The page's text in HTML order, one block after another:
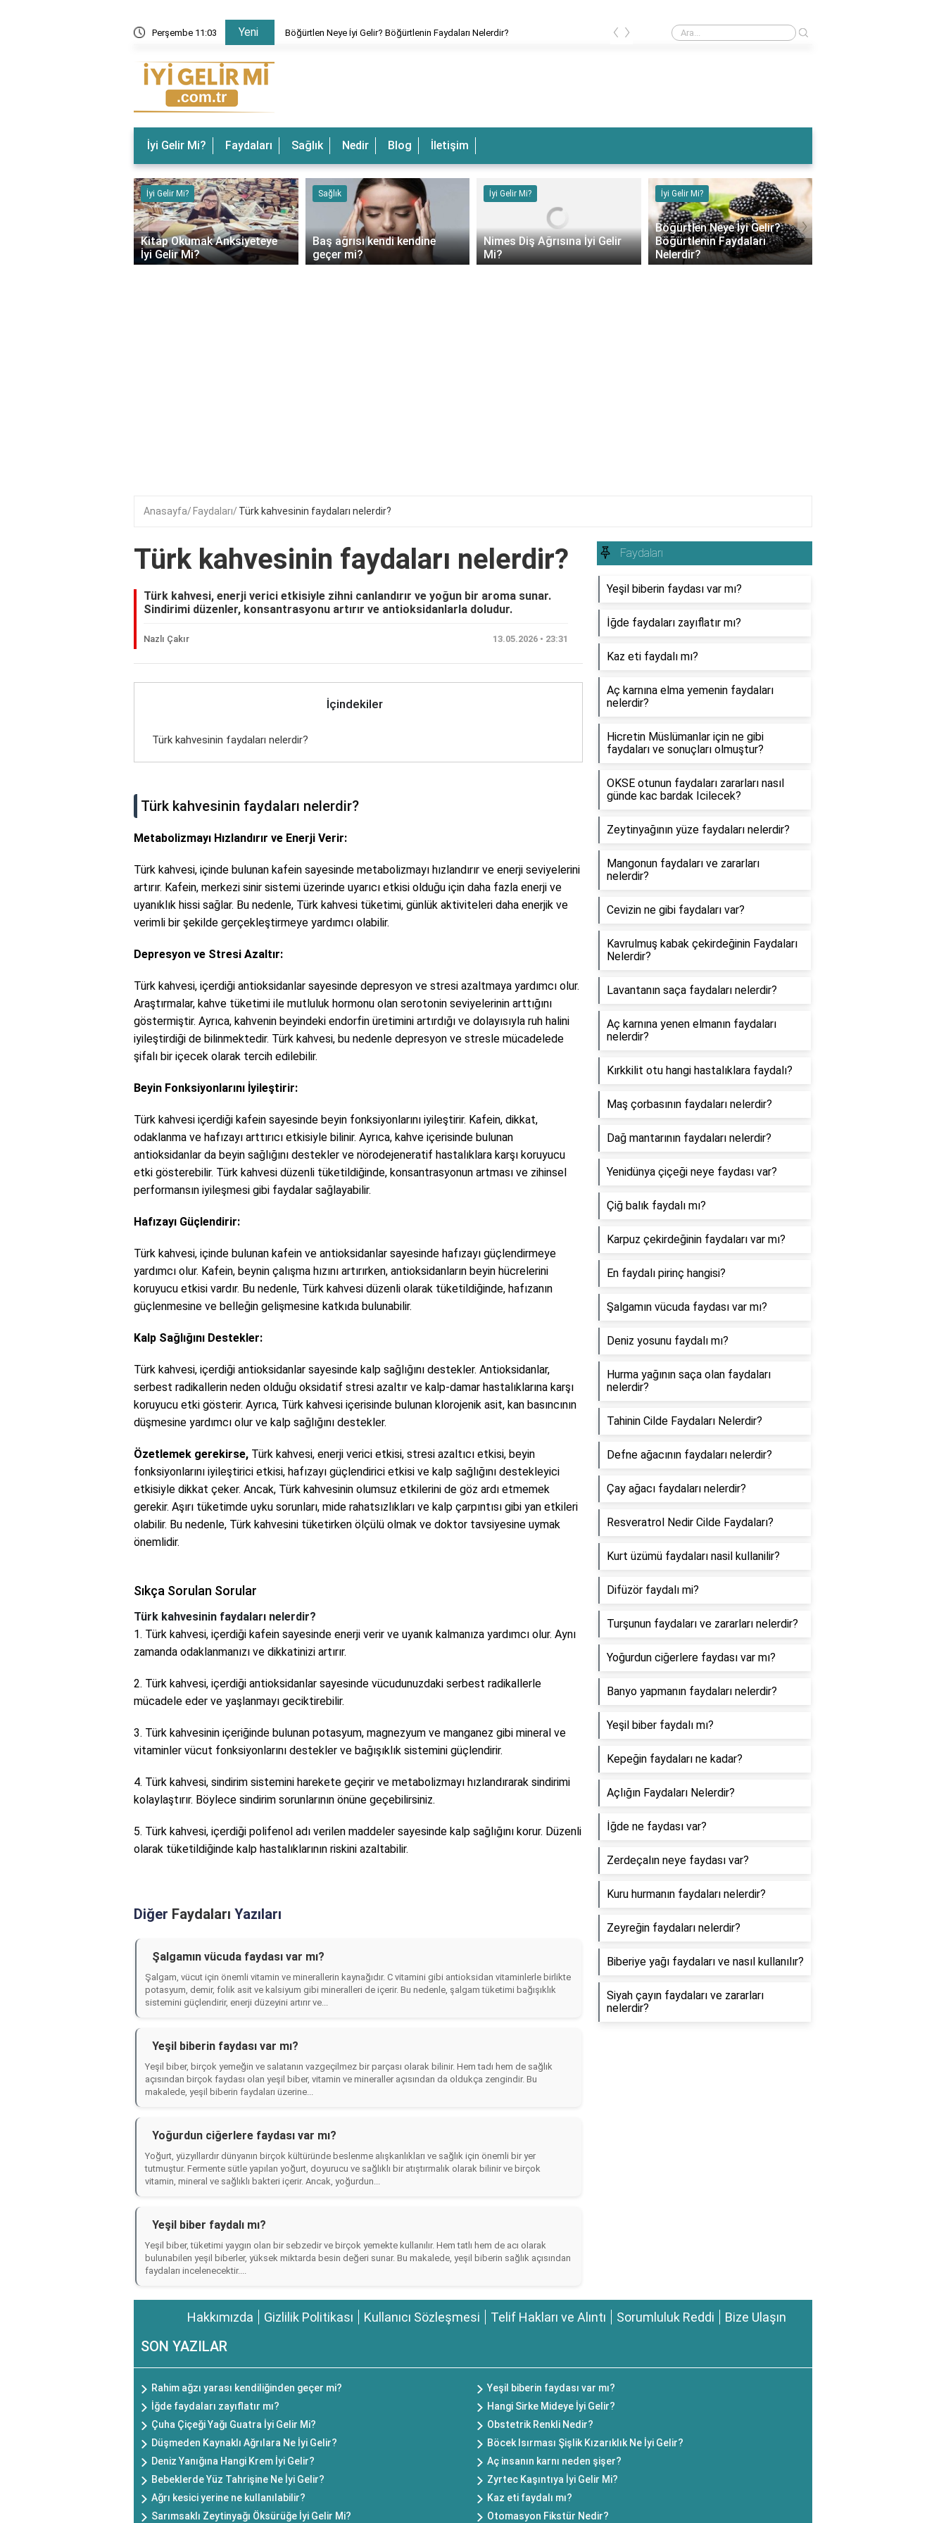
Perşembe 11:03 Yeni
Böğürtlenin Faydaları Nelerdir? Böğürtlen Neye İyi Gelir? Böğürtlenin Faydaları Nelerdir? Muz Karın Ağrısına İyi Gelir Mi?
‹ ›
İyi Gelir Mi? Faydaları Sağlık Nedir Blog İletişim
İyi Gelir Mi?
Kitap Okumak Anksiyeteye
İyi Gelir Mi?
Sağlık
Baş ağrısı kendi kendine
geçer mi?
İyi Gelir Mi?
Nimes Diş Ağrısına İyi Gelir
Mi?
İyi Gelir Mi?
Böğürtlen Neye İyi Gelir?
Böğürtlenin Faydaları
Nelerdir?
‹ ›
Anasayfa Faydaları Türk kahvesinin faydaları nelerdir?
Türk kahvesinin faydaları nelerdir?
Türk kahvesi, enerji verici etkisiyle zihni canlandırır ve yoğun bir aroma sunar.
Sindirimi düzenler, konsantrasyonu artırır ve antioksidanlarla doludur.
Nazlı Çakır 13.05.2026 • 23:31
İçindekiler
Türk kahvesinin faydaları nelerdir?
Türk kahvesinin faydaları nelerdir?
Metabolizmayı Hızlandırır ve Enerji Verir:
Türk kahvesi, içinde bulunan kafein sayesinde metabolizmayı hızlandırır ve enerji seviyelerini
artırır. Kafein, merkezi sinir sistemi üzerinde uyarıcı etkisi olduğu için daha fazla enerji ve
uyanıklık hissi sağlar. Bu nedenle, Türk kahvesi tüketimi, günlük aktiviteleri daha enerjik ve
verimli bir şekilde gerçekleştirmeye yardımcı olabilir.
Depresyon ve Stresi Azaltır:
Türk kahvesi, içerdiği antioksidanlar sayesinde depresyon ve stresi azaltmaya yardımcı olur.
Araştırmalar, kahve tüketimi ile mutluluk hormonu olan serotonin seviyelerinin arttığını
göstermiştir. Ayrıca, kahvenin beyindeki endorfin üretimini artırdığı ve dolayısıyla ruh halini
iyileştirdiği de bilinmektedir. Türk kahvesi, bu nedenle depresyon ve stresle mücadelede
şifalı bir içecek olarak tercih edilebilir.
Beyin Fonksiyonlarını İyileştirir:
Türk kahvesi içerdiği kafein sayesinde beyin fonksiyonlarını iyileştirir. Kafein, dikkat,
odaklanma ve hafızayı arttırıcı etkisiyle bilinir. Ayrıca, kahve içerisinde bulunan
antioksidanlar da beyin sağlığını destekler ve nörodejeneratif hastalıklara karşı koruyucu
etki gösterebilir. Türk kahvesi düzenli tüketildiğinde, konsantrasyonun artması ve zihinsel
performansın iyileşmesi gibi faydalar sağlayabilir.
Hafızayı Güçlendirir:
Türk kahvesi, içinde bulunan kafein ve antioksidanlar sayesinde hafızayı güçlendirmeye
yardımcı olur. Kafein, beynin çalışma hızını artırırken, antioksidanların beyin hücrelerini
koruyucu etkisi vardır. Bu nedenle, Türk kahvesi düzenli olarak tüketildiğinde, hafızanın
güçlenmesine ve belleğin gelişmesine katkıda bulunabilir.
Kalp Sağlığını Destekler:
Türk kahvesi, içerdiği antioksidanlar sayesinde kalp sağlığını destekler. Antioksidanlar,
serbest radikallerin neden olduğu oksidatif stresi azaltır ve kalp-damar hastalıklarına karşı
koruyucu etki gösterir. Ayrıca, Türk kahvesi içerisinde bulunan klorojenik asit, kan basıncının
düşmesine yardımcı olur ve kalp sağlığını destekler.
Özetlemek gerekirse, Türk kahvesi, enerji verici etkisi, stresi azaltıcı etkisi, beyin
fonksiyonlarını iyileştirici etkisi, hafızayı güçlendirici etkisi ve kalp sağlığını destekleyici
etkisiyle dikkat çeker. Ancak, Türk kahvesinin olumsuz etkilerini de göz ardı etmemek
gerekir. Aşırı tüketimde uyku sorunları, mide rahatsızlıkları ve kalp çarpıntısı gibi yan etkileri
olabilir. Bu nedenle, Türk kahvesini tüketirken ölçülü olmak ve doktor tavsiyesine uymak
önemlidir.
Sıkça Sorulan Sorular
Türk kahvesinin faydaları nelerdir?
1. Türk kahvesi, içerdiği kafein sayesinde enerji verir ve uyanık kalmanıza yardımcı olur. Aynı
zamanda odaklanmanızı ve dikkatinizi artırır.
2. Türk kahvesi, içerdiği antioksidanlar sayesinde vücudunuzdaki serbest radikallerle
mücadele eder ve yaşlanmayı geciktirebilir.
3. Türk kahvesinin içeriğinde bulunan potasyum, magnezyum ve manganez gibi mineral ve
vitaminler vücut fonksiyonlarını destekler ve bağışıklık sistemini güçlendirir.
4. Türk kahvesi, sindirim sistemini harekete geçirir ve metabolizmayı hızlandırarak sindirimi
kolaylaştırır. Böylece sindirim sorunlarının önüne geçebilirsiniz.
5. Türk kahvesi, içerdiği polifenol adı verilen maddeler sayesinde kalp sağlığını korur. Düzenli
olarak tüketildiğinde kalp hastalıklarının riskini azaltabilir.
Diğer Faydaları Yazıları
Şalgamın vücuda faydası var mı?
Şalgam, vücut için önemli vitamin ve minerallerin kaynağıdır. C vitamini gibi antioksidan vitaminlerle birlikte
potasyum, demir, folik asit ve kalsiyum gibi mineralleri de içerir. Bu nedenle, şalgam tüketimi bağışıklık
sistemini güçlendirir, enerji düzeyini artırır ve...
Yeşil biberin faydası var mı?
Yeşil biber, birçok yemeğin ve salatanın vazgeçilmez bir parçası olarak bilinir. Hem tadı hem de sağlık
açısından birçok faydası olan yeşil biber, vitamin ve mineraller açısından da oldukça zengindir. Bu
makalede, yeşil biberin faydaları üzerine...
Yoğurdun ciğerlere faydası var mı?
Yoğurt, yüzyıllardır dünyanın birçok kültüründe beslenme alışkanlıkları ve sağlık için önemli bir yer
tutmuştur. Fermente sütle yapılan yoğurt, doyurucu ve sağlıklı bir atıştırmalık olarak bilinir ve birçok
vitamin, mineral ve sağlıklı bakteri içerir. Ancak, yoğurdun...
Yeşil biber faydalı mı?
Yeşil biber, tüketimi yaygın olan bir sebzedir ve birçok yemekte kullanılır. Hem tatlı hem de acı olarak
bulunabilen yeşil biberler, yüksek miktarda besin değeri sunar. Bu makalede, yeşil biberin sağlık açısından
faydaları incelenecektir....
Faydaları
Yeşil biberin faydası var mı?
İğde faydaları zayıflatır mı?
Kaz eti faydalı mı?
Aç karnına elma yemenin faydaları
nelerdir?
Hicretin Müslümanlar için ne gibi
faydaları ve sonuçları olmuştur?
OKSE otunun faydaları zararları nasıl
günde kac bardak Icilecek?
Zeytinyağının yüze faydaları nelerdir?
Mangonun faydaları ve zararları
nelerdir?
Cevizin ne gibi faydaları var?
Kavrulmuş kabak çekirdeğinin Faydaları
Nelerdir?
Lavantanın saça faydaları nelerdir?
Aç karnına yenen elmanın faydaları
nelerdir?
Kırkkilit otu hangi hastalıklara faydalı?
Maş çorbasının faydaları nelerdir?
Dağ mantarının faydaları nelerdir?
Yenidünya çiçeği neye faydası var?
Çiğ balık faydalı mı?
Karpuz çekirdeğinin faydaları var mı?
En faydalı pirinç hangisi?
Şalgamın vücuda faydası var mı?
Deniz yosunu faydalı mı?
Hurma yağının saça olan faydaları
nelerdir?
Tahinin Cilde Faydaları Nelerdir?
Defne ağacının faydaları nelerdir?
Çay ağacı faydaları nelerdir?
Resveratrol Nedir Cilde Faydaları?
Kurt üzümü faydaları nasil kullanilir?
Difüzör faydalı mi?
Turşunun faydaları ve zararları nelerdir?
Yoğurdun ciğerlere faydası var mı?
Banyo yapmanın faydaları nelerdir?
Yeşil biber faydalı mı?
Kepeğin faydaları ne kadar?
Açlığın Faydaları Nelerdir?
İğde ne faydası var?
Zerdeçalın neye faydası var?
Kuru hurmanın faydaları nelerdir?
Zeyreğin faydaları nelerdir?
Biberiye yağı faydaları ve nasıl kullanılır?
Siyah çayın faydaları ve zararları
nelerdir?
Hakkımızda Gizlilik Politikası Kullanıcı Sözleşmesi Telif Hakları ve Alıntı Sorumluluk Reddi Bize Ulaşın
SON YAZILAR
Rahim ağzı yarası kendiliğinden geçer mi?
Yeşil biberin faydası var mı?
İğde faydaları zayıflatır mı?
Hangi Sirke Mideye İyi Gelir?
Çuha Çiçeği Yağı Guatra İyi Gelir Mi?
Obstetrik Renkli Nedir?
Düşmeden Kaynaklı Ağrılara Ne İyi Gelir?
Böcek Isırması Şişlik Kızarıklık Ne İyi Gelir?
Deniz Yanığına Hangi Krem İyi Gelir?
Aç insanın karnı neden şişer?
Bebeklerde Yüz Tahrişine Ne İyi Gelir?
Zyrtec Kaşıntıya İyi Gelir Mi?
Ağrı kesici yerine ne kullanılabilir?
Kaz eti faydalı mı?
Sarımsaklı Zeytinyağı Öksürüğe İyi Gelir Mi?
Otomasyon Fikstür Nedir?